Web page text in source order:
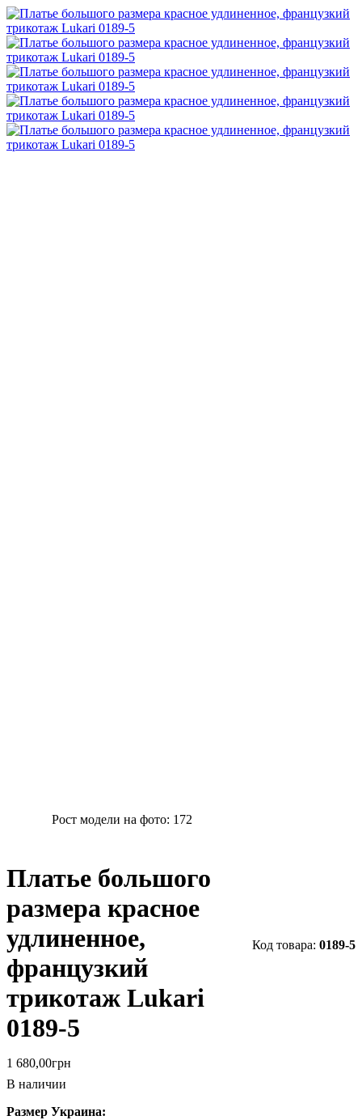
Рост модели на фото: 172
Платье большого
размера красное
удлиненное,
французкий
трикотаж Lukari
0189-5
0189-5
1 680,00грн
В наличии
Размер Украина: